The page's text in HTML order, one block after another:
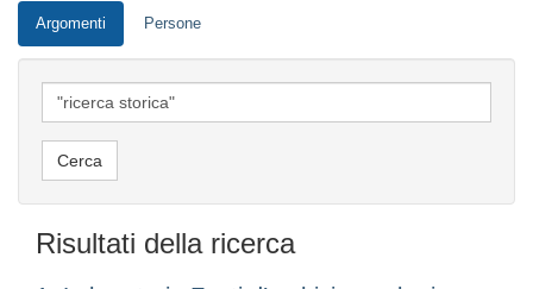
Argomenti Persone
Risultati della ricerca